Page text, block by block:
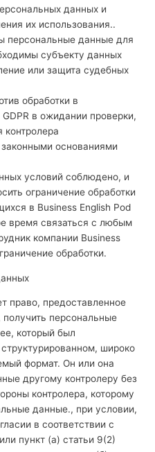
данных и
их использования..
персональные данные для
субъекту данных
или защита судебных
обработки в
GDPR в ожидании проверки,
контролера
основаниями
условий соблюдено, и
ограничение обработки
в Business English Pod
время связаться с любым
компании Business
обработки.
право, предоставленное
персональные
который был
широко
формат. Он или она
другому контролеру без
контролера, которому
данные., при условии,
в соответствии с
пункт (а) статьи 9(2)